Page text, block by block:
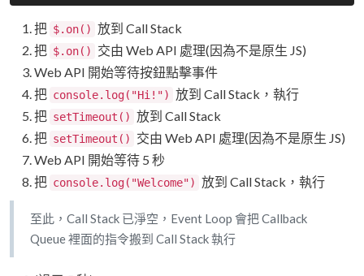
把 $.on() 放到 Call Stack
把 $.on()
交由 Web API 處理(因為不是原生 JS)
Web API 開始等待按鈕點擊事件
把 console.log("Hi!") 放到 Call Stack，執行
把 setTimeout() 放到 Call Stack
把 setTimeout()
交由 Web API 處理(因為不是原生 JS)
Web API 開始等待 5 秒
把 console.log("Welcome") 放到 Call Stack，執行
至此，Call Stack 已淨空，Event Loop 會把 Callback
Queue 裡面的指令搬到 Call Stack 執行